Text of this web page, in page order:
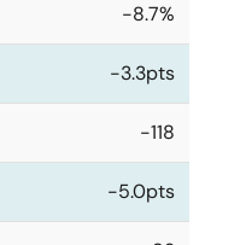
-8.7%
-3.3pts
-118
-5.0pts